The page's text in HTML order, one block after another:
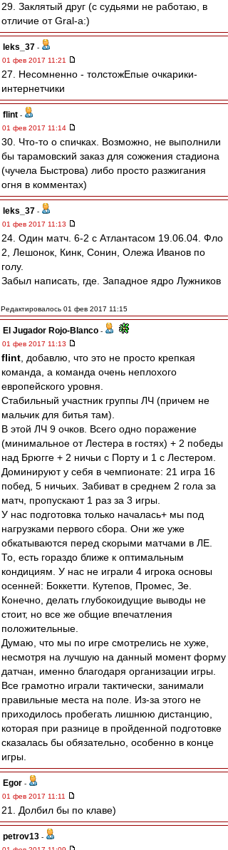
29. Заклятый друг (с судьями не работаю, в
отличие от Gral-a:)
leks_37 -
01 фев 2017 11:21
27. Несомненно - толстожЕпые очкарики-
интернетчики
flint -
01 фев 2017 11:14
30. Что-то о спичках. Возможно, не выполнили
бы тарамовский заказ для сожжения стадиона
(чучела Быстрова) либо просто разжигания
огня в комментах)
leks_37 -
01 фев 2017 11:13
24. Один матч. 6-2 с Атлантасом 19.06.04. Фло
2, Лешонок, Кинк, Сонин, Олежа Иванов по
голу.
Забыл написать, где. Западное ядро Лужников
Редактировалось 01 фев 2017 11:15
El Jugador Rojo-Blanco -
01 фев 2017 11:13
flint , добавлю, что это не просто крепкая
команда, а команда очень неплохого
европейского уровня.
Стабильный участник группы ЛЧ (причем не
мальчик для битья там).
В этой ЛЧ 9 очков. Всего одно поражение
(минимальное от Лестера в гостях) + 2 победы
над Брюгге + 2 ничьи с Порту и 1 с Лестером.
Доминируют у себя в чемпионате: 21 игра 16
побед, 5 ничьих. Забиват в среднем 2 гола за
матч, пропускают 1 раз за 3 игры.
У нас подготовка только началась+ мы под
нагрузками первого сбора. Они же уже
обкатываются перед скорыми матчами в ЛЕ.
То, есть гораздо ближе к оптимальным
кондициям. У нас не играли 4 игрока основы
осенней: Боккетти. Кутепов, Промес, Зе.
Конечно, делать глубокоидущие выводы не
стоит, но все же общие впечатления
положительные.
Думаю, что мы по игре смотрелись не хуже,
несмотря на лучшую на данный момент форму
датчан, именно благодаря организации игры.
Все грамотно играли тактически, занимали
правильные места на поле. Из-за этого не
приходилось пробегать лишнюю дистанцию,
которая при разнице в пройденной подготовке
сказалась бы обязательно, особенно в конце
игры.
Egor -
01 фев 2017 11:11
21. Долбил бы по клаве)
petrov13 -